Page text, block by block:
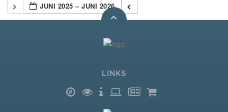
JUNI 2025 – JUNI 2026
LINKS